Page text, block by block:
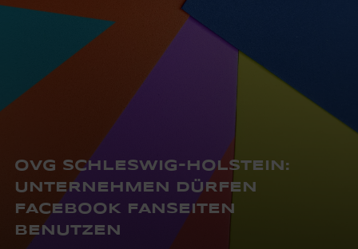
OVG SCHLESWIG-HOLSTEIN:
UNTERNEHMEN DÜRFEN
FACEBOOK FANSEITEN
BENUTZEN